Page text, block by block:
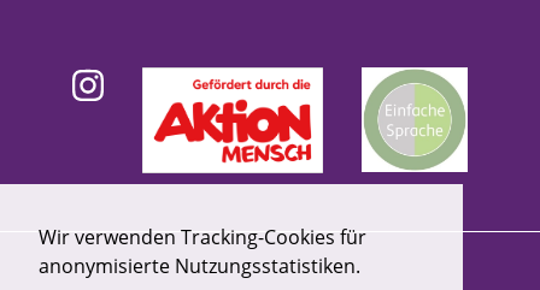
Wir verwenden Tracking-Cookies für
anonymisierte Nutzungsstatistiken.